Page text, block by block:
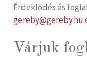
Érdeklődés és
gereby@gereby.hu
Várjuk